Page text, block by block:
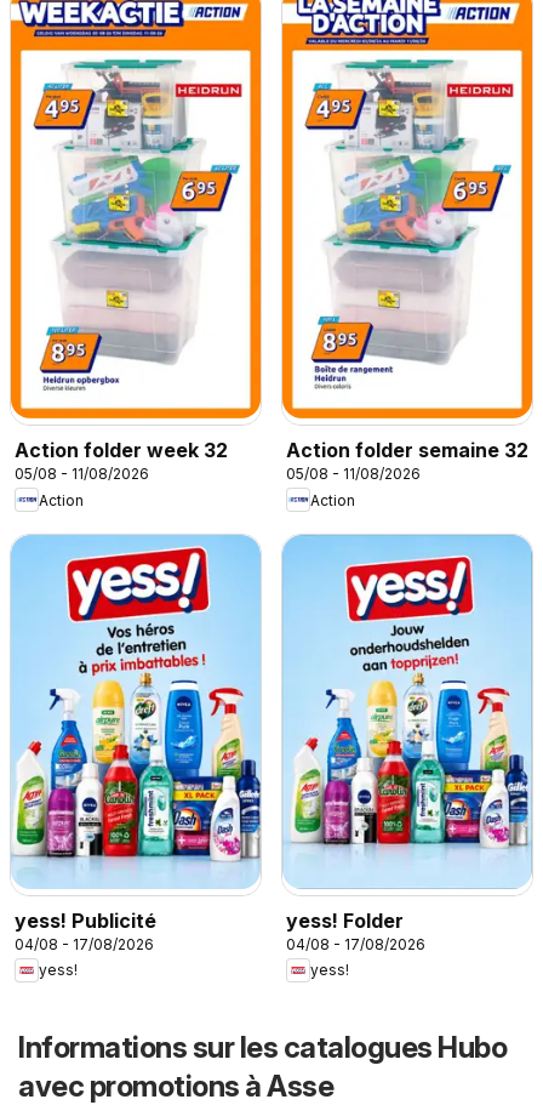
Action folder week 32
05/08 - 11/08/2026
Action
Action folder semaine 32
05/08 - 11/08/2026
Action
yess! Publicité
04/08 - 17/08/2026
yess!
yess! Folder
04/08 - 17/08/2026
yess!
Informations sur les catalogues Hubo
avec promotions à Asse